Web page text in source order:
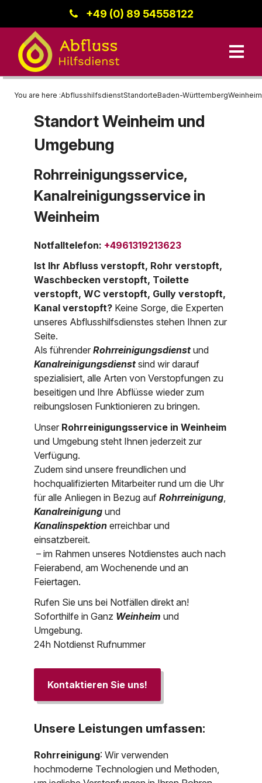
+49 (0) 89 54558122
Unsere Leistungen
Rohrreinigung
Standorte
Region Donau-Iller
Nordrhein-Westfalen
Rheinland-Pfalz
Saarland
Niederösterreich
Oberösterreich
Salzburg
Kontakt
Impressum
Über uns
Kontakt
You are here :AbflusshilfsdienstStandorteBaden-WürttembergWeinheim
Standort Weinheim und
Umgebung
Rohrreinigungsservice,
Kanalreinigungsservice in
Weinheim
Notfalltelefon: +4961319213623
Ist Ihr Abfluss verstopft, Rohr verstopft,
Waschbecken verstopft, Toilette
verstopft, WC verstopft, Gully verstopft,
Kanal verstopft? Keine Sorge, die Experten
unseres Abflusshilfsdienstes stehen Ihnen zur
Seite.
Als führenderRohrreinigungsdienst und
Kanalreinigungsdienst sind wir darauf
spezialisiert, alle Arten von Verstopfungen zu
beseitigen und Ihre Abflüsse wieder zum
reibungslosen Funktionieren zu bringen.
Unser Rohrreinigungsservice in Weinheim
und Umgebung steht Ihnen jederzeit zur
Verfügung.
Zudem sind unsere freundlichen und
hochqualifizierten Mitarbeiter rund um die Uhr
für alle Anliegen in Bezug aufRohrreinigung
Kanalreinigung und
Kanalinspektion erreichbar und
einsatzbereit.
– im Rahmen unseres Notdienstes auch nach
Feierabend, am Wochenende und an
Feiertagen.
Rufen Sie uns bei Notfällen direkt an!
Soforthilfe in Ganz Weinheimund
Umgebung.
24h Notdienst Rufnummer
Kontaktieren Sie uns!
Unsere Leistungen umfassen:
Rohrreinigung: Wir verwenden
hochmoderne Technologien und Methoden,